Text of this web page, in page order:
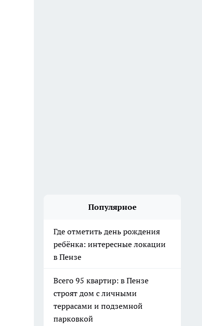
Популярное
Где отметить день рождения
ребёнка: интересные локации
в Пензе
Всего 95 квартир: в Пензе
строят дом с личными
террасами и подземной
парковкой